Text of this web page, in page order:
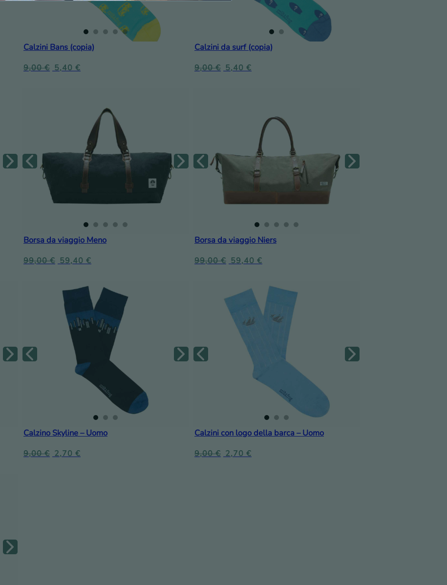
Calzini Bans (copia)
9,00€ 5,40 €
Calzini da surf (copia)
9,00€ 5,40 €
Borsa da viaggio Meno
99,00€ 59,40 €
Borsa da viaggio Niers
99,00€ 59,40 €
Calzino Skyline – Uomo
9,00€ 2,70 €
Calzini con logo della barca – Uomo
9,00€ 2,70 €